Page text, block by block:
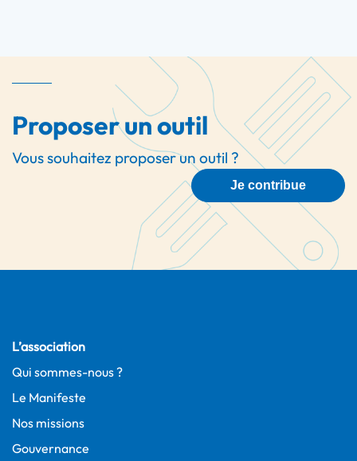
Proposer un outil
Vous souhaitez proposer un outil ?
Je contribue
L’association
Qui sommes-nous ?
Le Manifeste
Nos missions
Gouvernance